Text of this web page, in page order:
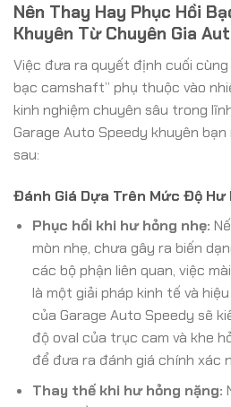
Nên Thay Hay Phục Hồi
Khuyên Từ Chuyên Gia
Việc đưa ra quyết định cuối
bạc camshaft” phụ thuộc vào
kinh nghiệm chuyên sâu trong
Garage Auto Speedy khuyên
sau:
Đánh Giá Dựa Trên Mức Độ Hư
Phục hồi khi hư hỏng nhẹ:
mòn nhẹ, chưa gây ra biến
các bộ phận liên quan, việc
là một giải pháp kinh tế và
của Garage Auto Speedy sẽ
độ oval của trục cam và khe
để đưa ra đánh giá chính xác
Thay thế khi hư hỏng nặng: